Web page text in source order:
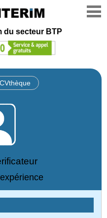
du secteur BTP